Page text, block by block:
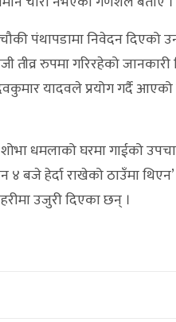
पंथापडामा निवेदन दिएको
तीव्र रुपमा गरिरहेको
यादवले प्रयोग गर्दै आएको
धमलाको घरमा गाईको
बजे हेर्दा राखेको ठाउँमा
उजुरी दिएका छन् ।